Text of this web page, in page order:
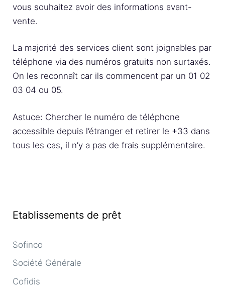
vous souhaitez avoir des informations avant-
vente.
La majorité des services client sont joignables par
téléphone via des numéros gratuits non surtaxés.
On les reconnaît car ils commencent par un 01 02
03 04 ou 05.
Astuce: Chercher le numéro de téléphone
accessible depuis l’étranger et retirer le +33 dans
tous les cas, il n’y a pas de frais supplémentaire.
Etablissements de prêt
Sofinco
Société Générale
Cofidis